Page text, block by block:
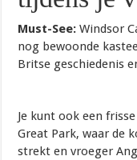
Must-See: Windsor
nog bewoonde
Britse geschiedenis
Je kunt ook een
Great Park, waar de
strekt en vroeger